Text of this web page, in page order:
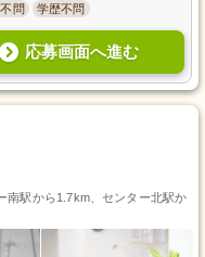
問 学歴不問
応募画面へ進む
南駅から1.7km、センター北駅か